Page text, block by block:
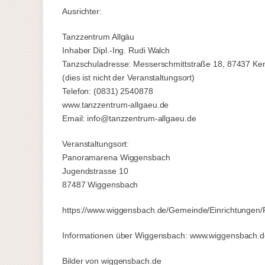
Ausrichter:
Tanzzentrum Allgäu
Inhaber Dipl.-Ing. Rudi Walch
Tanzschuladresse: Messerschmittstraße 18, 87437
(dies ist nicht der Veranstaltungsort)
Telefon: (0831) 2540878
www.tanzzentrum-allgaeu.de
Email: info@tanzzentrum-allgaeu.de
Veranstaltungsort:
Panoramarena Wiggensbach
Jugendstrasse 10
87487 Wiggensbach
https://www.wiggensbach.de/Gemeinde/
Informationen über Wiggensbach:
Bilder von wiggensbach.de